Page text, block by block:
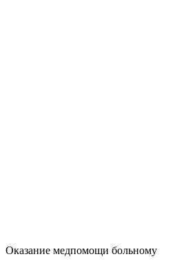
Оказание медпомощи больному